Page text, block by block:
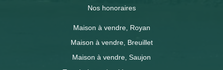
Nos honoraires
Maison à vendre, Royan
Maison à vendre, Breuillet
Maison à vendre, Saujon